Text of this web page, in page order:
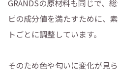
GRANDSの原材料も同じで、
ピの成分値を満たすために、
トごとに調整しています。
そのため色や匂いに変化が見